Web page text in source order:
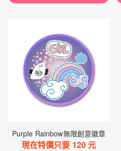
Purple Rainbow無限創意徽章
現在特價只要 120 元